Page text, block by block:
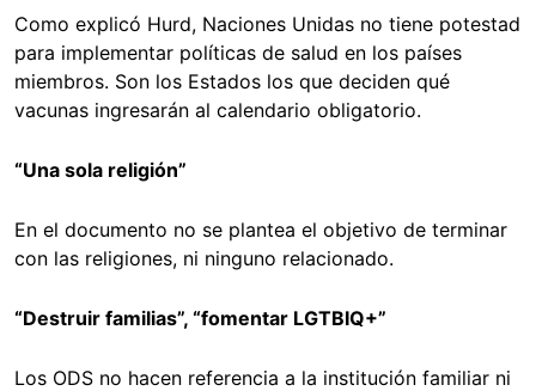
Como explicó Hurd, Naciones Unidas no tiene potestad
para implementar políticas de salud en los países
miembros. Son los Estados los que deciden qué
vacunas ingresarán al calendario obligatorio.
“Una sola religión”
En el documento no se plantea el objetivo de terminar
con las religiones, ni ninguno relacionado.
“Destruir familias”, “fomentar LGTBIQ+”
Los ODS no hacen referencia a la institución familiar ni